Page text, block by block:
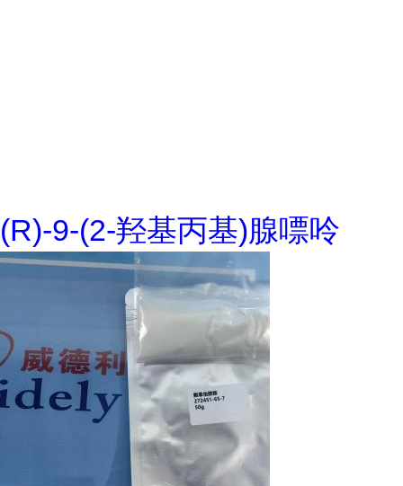
(R)-9-(2-羟基丙基)腺嘌呤